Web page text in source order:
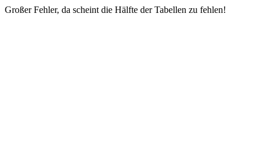
Großer Fehler, da scheint die Hälfte der Tabellen zu fehlen!